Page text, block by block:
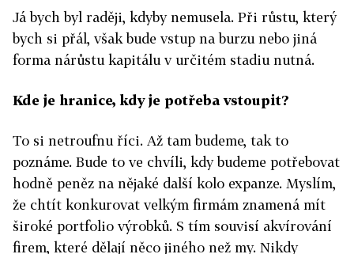
Já bych byl raději, kdyby nemusela. Při růstu, který
bych si přál, však bude vstup na burzu nebo jiná
forma nárůstu kapitálu v určitém stadiu nutná.
Kde je hranice, kdy je potřeba vstoupit?
To si netroufnu říci. Až tam budeme, tak to
poznáme. Bude to ve chvíli, kdy budeme potřebovat
hodně peněz na nějaké další kolo expanze. Myslím,
že chtít konkurovat velkým firmám znamená mít
široké portfolio výrobků. S tím souvisí akvírování
firem, které dělají něco jiného než my. Nikdy